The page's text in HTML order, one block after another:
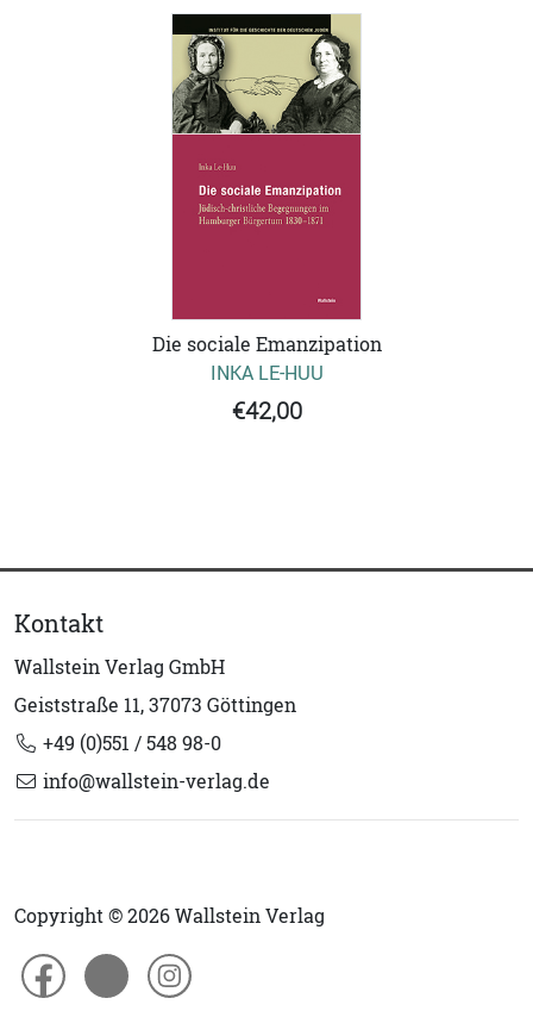
Die sociale Emanzipation
INKA LE-HUU
€42,00
Kontakt
Wallstein Verlag GmbH
Geiststraße 11, 37073 Göttingen
+49 (0)551 / 548 98-0
info@wallstein-verlag.de
Copyright © 2026 Wallstein Verlag